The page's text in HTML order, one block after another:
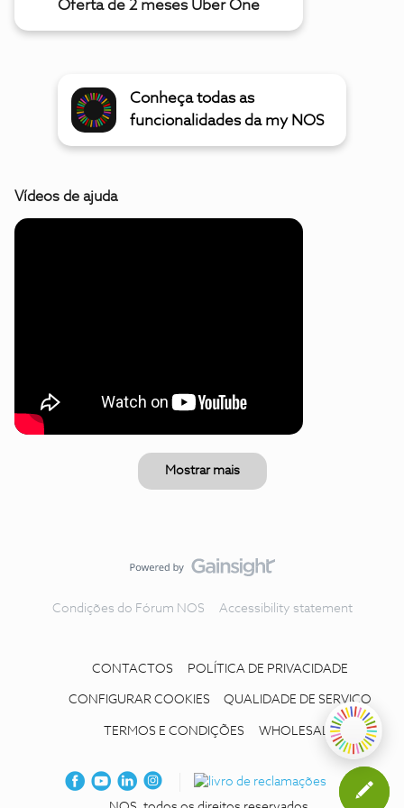
Oferta de 2 meses Uber One
Conheça todas as
funcionalidades da my NOS
Vídeos de ajuda
Mostrar mais
Condições do Fórum NOS Accessibility statement
CONTACTOS POLÍTICA DE PRIVACIDADE
CONFIGURAR COOKIES QUALIDADE DE SERVIÇO
TERMOS E CONDIÇÕES WHOLESALE